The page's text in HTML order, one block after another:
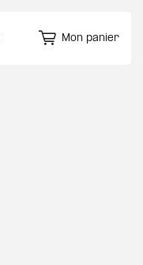
Mon panier